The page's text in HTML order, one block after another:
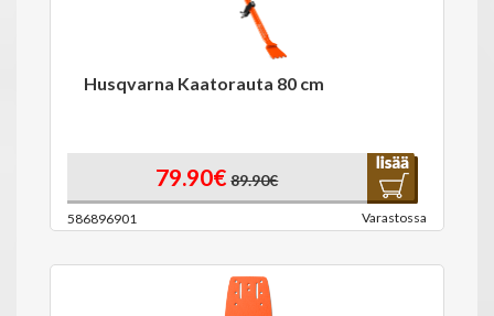
Husqvarna Kaatorauta 80 cm
79.90€ 89.90€
586896901 Varastossa